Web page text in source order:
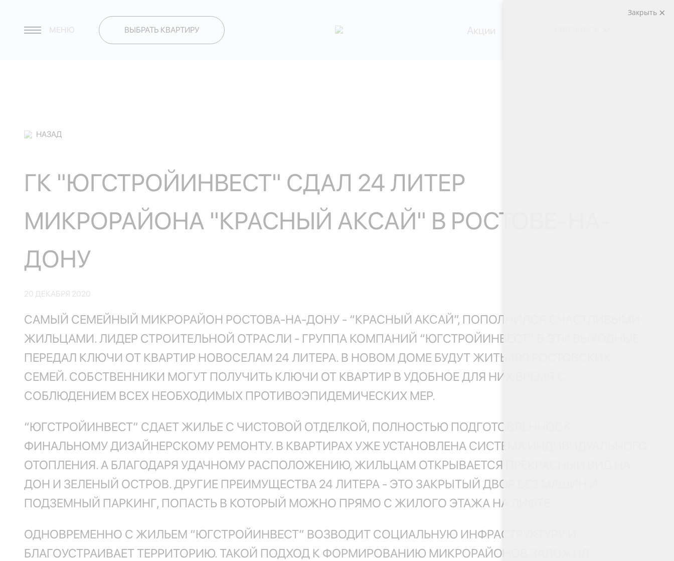
МЕНЮ ВЫБРАТЬ КВАРТИРУ Акции
НАЗАД
ГК "ЮГСТРОЙИНВЕСТ" СДАЛ 24 ЛИТЕР
МИКРОРАЙОНА "КРАСНЫЙ АКСАЙ" В РОСТОВЕ-НА-
ДОНУ
20 ДЕКАБРЯ 2020
САМЫЙ СЕМЕЙНЫЙ МИКРОРАЙОН РОСТОВА-НА-ДОНУ - “КРАСНЫЙ АКСАЙ”, ПОПОЛНИЛСЯ СЧАСТЛИВЫМИ
ЖИЛЬЦАМИ. ЛИДЕР СТРОИТЕЛЬНОЙ ОТРАСЛИ - ГРУППА КОМПАНИЙ “ЮГСТРОЙИНВЕСТ” В ЭТИ ВЫХОДНЫЕ
ПЕРЕДАЛ КЛЮЧИ ОТ КВАРТИР НОВОСЕЛАМ 24 ЛИТЕРА. В НОВОМ ДОМЕ БУДУТ ЖИТЬ 199 РОСТОВСКИХ
СЕМЕЙ. СОБСТВЕННИКИ МОГУТ ПОЛУЧИТЬ КЛЮЧИ ОТ КВАРТИР В УДОБНОЕ ДЛЯ НИХ ВРЕМЯ С
СОБЛЮДЕНИЕМ ВСЕХ НЕОБХОДИМЫХ ПРОТИВОЭПИДЕМИЧЕСКИХ МЕР.
“ЮГСТРОЙИНВЕСТ” СДАЕТ ЖИЛЬЕ С ЧИСТОВОЙ ОТДЕЛКОЙ, ПОЛНОСТЬЮ ПОДГОТОВЛЕННОЕ К
ФИНАЛЬНОМУ ДИЗАЙНЕРСКОМУ РЕМОНТУ. В КВАРТИРАХ УЖЕ УСТАНОВЛЕНА СИСТЕМА ИНДИВИДУАЛЬНОГО
ОТОПЛЕНИЯ. А БЛАГОДАРЯ УДАЧНОМУ РАСПОЛОЖЕНИЮ, ЖИЛЬЦАМ ОТКРЫВАЕТСЯ ПРЕКРАСНЫЙ ВИД НА
ДОН И ЗЕЛЕНЫЙ ОСТРОВ. ДРУГИЕ ПРЕИМУЩЕСТВА 24 ЛИТЕРА - ЭТО ЗАКРЫТЫЙ ДВОР БЕЗ МАШИН И
ПОДЗЕМНЫЙ ПАРКИНГ, ПОПАСТЬ В КОТОРЫЙ МОЖНО ПРЯМО С ЖИЛОГО ЭТАЖА НА ЛИФТЕ.
ОДНОВРЕМЕННО С ЖИЛЬЕМ “ЮГСТРОЙИНВЕСТ” ВОЗВОДИТ СОЦИАЛЬНУЮ ИНФРАСТРУКТУРУ И
БЛАГОУСТРАИВАЕТ ТЕРРИТОРИЮ. ТАКОЙ ПОДХОД К ФОРМИРОВАНИЮ МИКРОРАЙОНОВ ЗАЛОЖИЛ
Закрыть